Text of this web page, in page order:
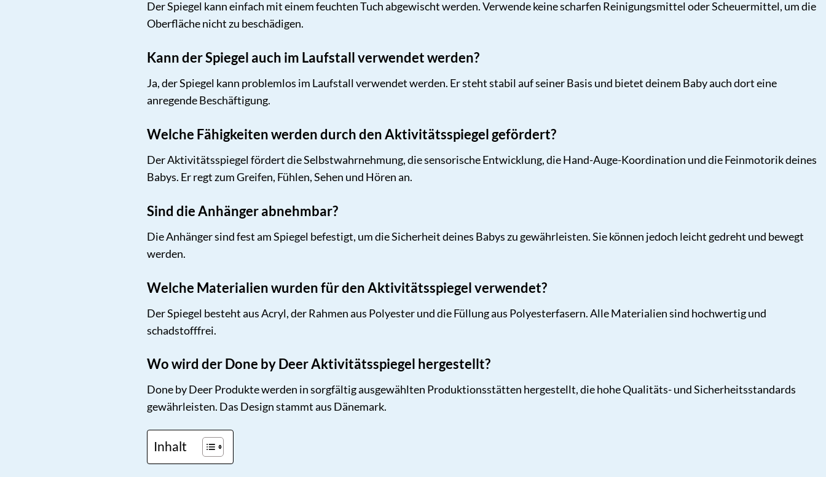
Der Spiegel kann einfach mit einem feuchten Tuch abgewischt werden. Verwende keine scharfen Reinigungsmittel oder Scheuermittel, um die
Oberfläche nicht zu beschädigen.
Kann der Spiegel auch im Laufstall verwendet werden?
Ja, der Spiegel kann problemlos im Laufstall verwendet werden. Er steht stabil auf seiner Basis und bietet deinem Baby auch dort eine
anregende Beschäftigung.
Welche Fähigkeiten werden durch den Aktivitätsspiegel gefördert?
Der Aktivitätsspiegel fördert die Selbstwahrnehmung, die sensorische Entwicklung, die Hand-Auge-Koordination und die Feinmotorik deines
Babys. Er regt zum Greifen, Fühlen, Sehen und Hören an.
Sind die Anhänger abnehmbar?
Die Anhänger sind fest am Spiegel befestigt, um die Sicherheit deines Babys zu gewährleisten. Sie können jedoch leicht gedreht und bewegt
werden.
Welche Materialien wurden für den Aktivitätsspiegel verwendet?
Der Spiegel besteht aus Acryl, der Rahmen aus Polyester und die Füllung aus Polyesterfasern. Alle Materialien sind hochwertig und
schadstofffrei.
Wo wird der Done by Deer Aktivitätsspiegel hergestellt?
Done by Deer Produkte werden in sorgfältig ausgewählten Produktionsstätten hergestellt, die hohe Qualitäts- und Sicherheitsstandards
gewährleisten. Das Design stammt aus Dänemark.
Inhalt